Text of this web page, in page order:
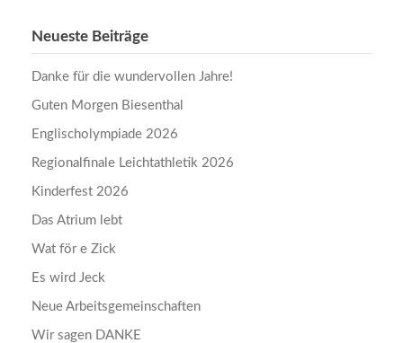
Neueste Beiträge
Danke für die wundervollen Jahre!
Guten Morgen Biesenthal
Englischolympiade 2026
Regionalfinale Leichtathletik 2026
Kinderfest 2026
Das Atrium lebt
Wat för e Zick
Es wird Jeck
Neue Arbeitsgemeinschaften
Wir sagen DANKE